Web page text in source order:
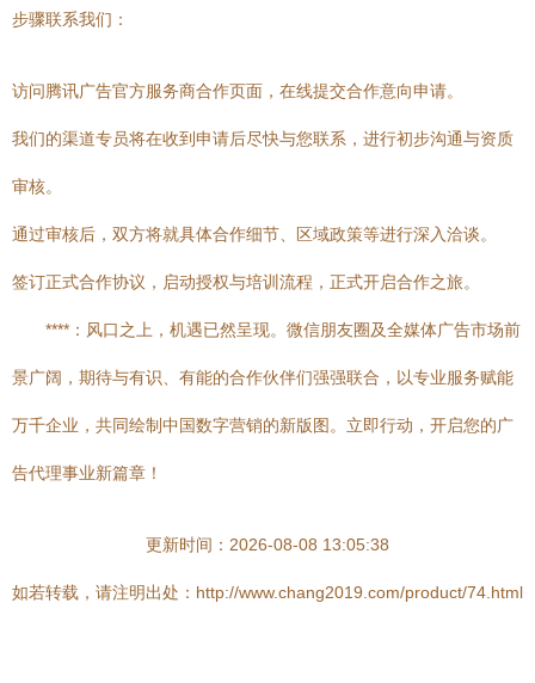
步骤联系我们：
访问腾讯广告官方服务商合作页面，在线提交合作意向申请。
我们的渠道专员将在收到申请后尽快与您联系，进行初步沟通与资质
审核。
通过审核后，双方将就具体合作细节、区域政策等进行深入洽谈。
签订正式合作协议，启动授权与培训流程，正式开启合作之旅。
****：风口之上，机遇已然呈现。微信朋友圈及全媒体广告市场前
景广阔，期待与有识、有能的合作伙伴们强强联合，以专业服务赋能
万千企业，共同绘制中国数字营销的新版图。立即行动，开启您的广
告代理事业新篇章！
更新时间：2026-08-08 13:05:38
如若转载，请注明出处：http://www.chang2019.com/product/74.html